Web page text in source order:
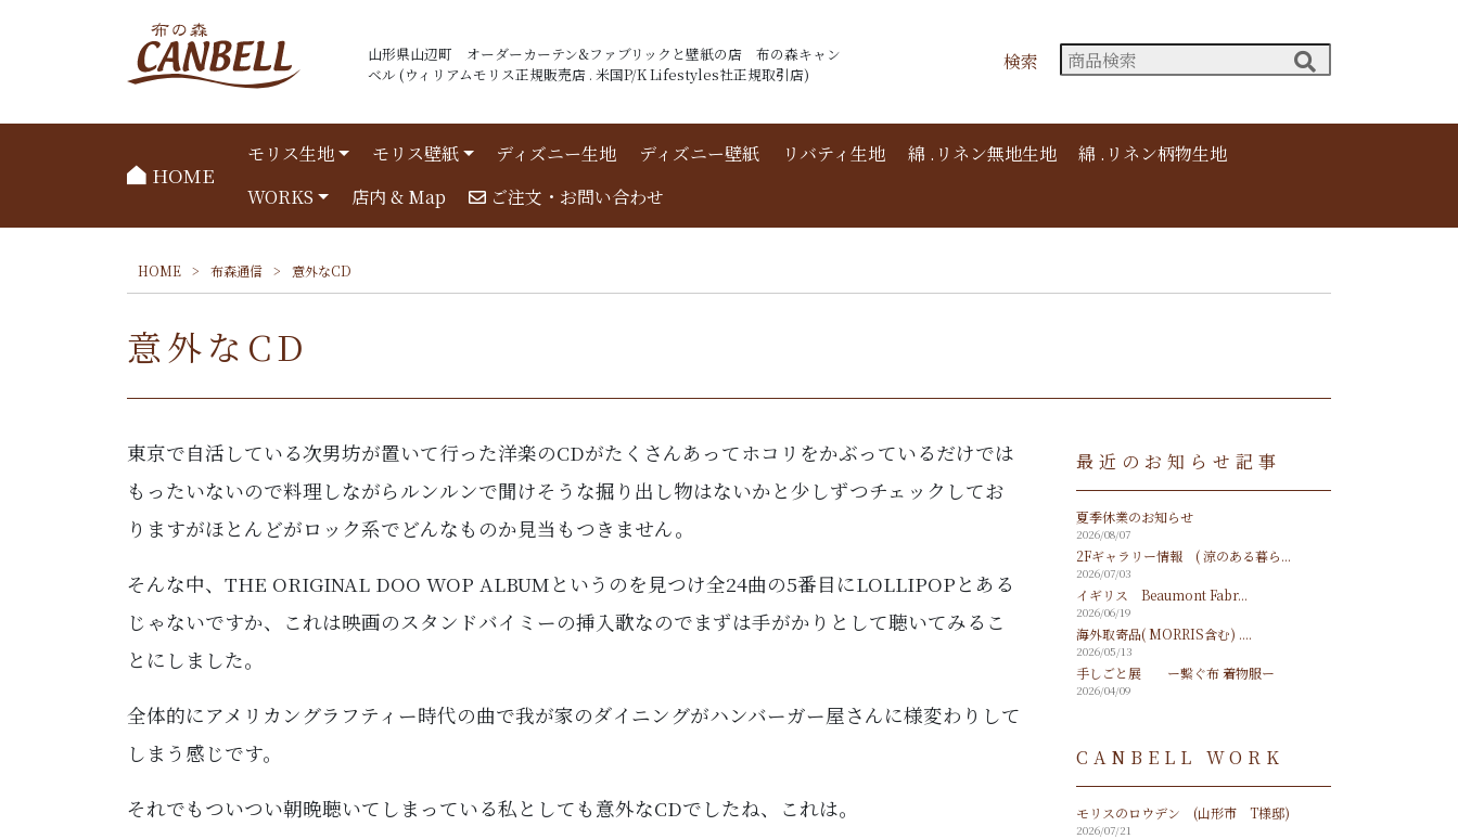
山形県山辺町 オーダーカーテン&ファブリックと壁紙の店 布の森キャン
ベル (ウィリアムモリス正規販売店 . 米国P/K Lifestyles社正規取引店)
検索
HOME
モリス生地 モリス壁紙 ディズニー生地 ディズニー壁紙 リバティ生地 綿 .リネン無地生地
綿 .リネン柄物生地
WORKS
店内 & Map ご注文・お問い合わせ
HOME > 布森通信 > 意外なCD
意外なCD
東京で自活している次男坊が置いて行った洋楽のCDがたくさんあってホコリをかぶっているだけでは
もったいないので料理しながらルンルンで聞けそうな掘り出し物はないかと少しずつチェックしてお
りますがほとんどがロック系でどんなものか見当もつきません。
そんな中、THE ORIGINAL DOO WOP ALBUMというのを見つけ全24曲の5番目にLOLLIPOPとある
じゃないですか、これは映画のスタンドバイミーの挿入歌なのでまずは手がかりとして聴いてみるこ
とにしました。
全体的にアメリカングラフティー時代の曲で我が家のダイニングがハンバーガー屋さんに様変わりして
しまう感じです。
それでもついつい朝晩聴いてしまっている私としても意外なCDでしたね、これは。
最近のお知らせ記事
夏季休業のお知らせ
2026/08/07
2Fギャラリー情報 ( 涼のある暮ら...
2026/07/03
イギリス Beaumont Fabr...
2026/06/19
海外取寄品( MORRIS含む) ....
2026/05/13
手しごと展 ー繋ぐ布 着物服ー
2026/04/09
CANBELL WORK
モリスのロウデン (山形市 T様邸)
2026/07/21